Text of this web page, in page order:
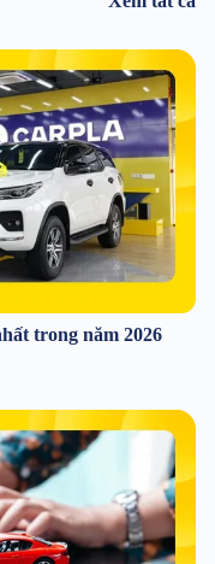
trong năm 2026